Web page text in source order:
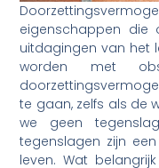
eigenschappen
uitdagingen van het
worden met
te gaan, zelfs als de
we geen
tegenslagen zijn
leven. Wat